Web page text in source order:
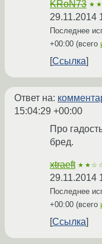
KRoN73
29.11.2014
Последнее
+00:00 (всего
Ссылка
Ответ на:
15:04:29 +00:00
Про
бред.
xtraeft
29.11.2014
Последнее
+00:00 (всего
Ссылка